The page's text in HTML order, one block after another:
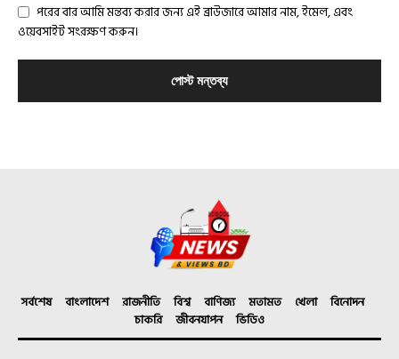
পরের বার আমি মন্তব্য করার জন্য এই ব্রাউজারে আমার নাম, ইমেল, এবং
ওয়েবসাইট সংরক্ষণ করুন।
সর্বশেষ বাংলাদেশ রাজনীতি বিশ্ব বাণিজ্য মতামত খেলা
বিনোদন
চাকরি
জীবনযাপন ভিডিও